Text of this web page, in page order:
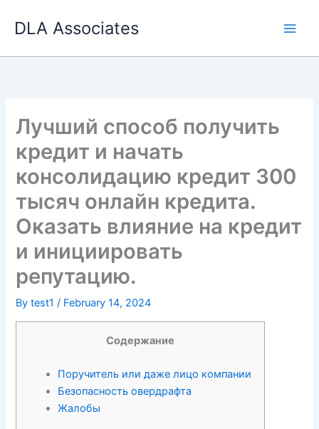
DLA Associates
Лучший способ получить
кредит и начать
консолидацию кредит 300
тысяч онлайн кредита.
Оказать влияние на кредит
и инициировать
репутацию.
Bytest1/ February 14, 2024
Содержание
Поручитель или даже лицо компании
Безопасность овердрафта
Жалобы